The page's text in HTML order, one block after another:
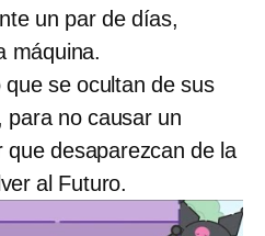
un par de días,
máquina.
se ocultan de sus
para no causar un
desaparezcan de la
al Futuro.